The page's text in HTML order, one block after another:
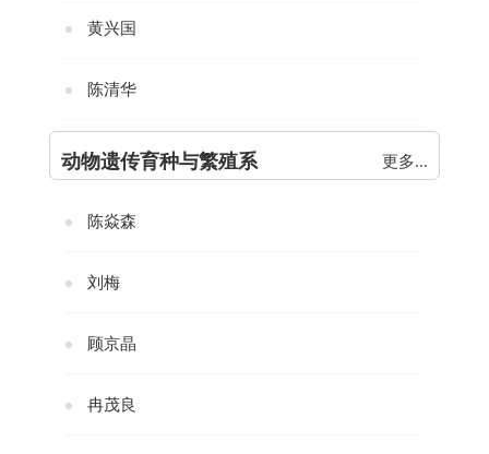
黄兴国
陈清华
动物遗传育种与繁殖系 更多...
陈焱森
刘梅
顾京晶
冉茂良